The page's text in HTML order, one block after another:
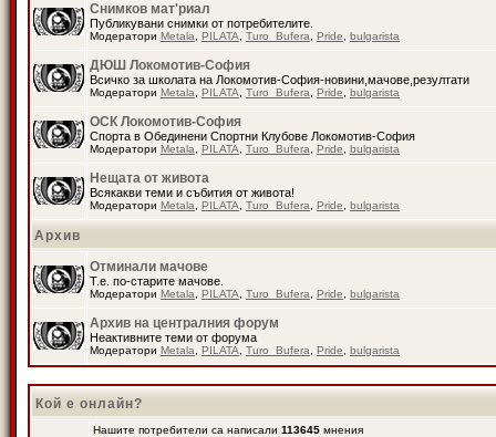
Снимков мат'риал
Публикувани снимки от потребителите.
Модератори Metala PILATA Turo_Bufera Pride bulgarista
ДЮШ Локомотив-София
Всичко за школата на Локомотив-София-новини,мачове,резултати
Модератори Metala PILATA Turo_Bufera Pride bulgarista
ОСК Локомотив-София
Спорта в Обединени Спортни Клубове Локомотив-София
Модератори Metala PILATA Turo_Bufera Pride bulgarista
Нещата от живота
Всякакви теми и събития от живота!
Модератори Metala PILATA Turo_Bufera Pride bulgarista
Архив
Отминали мачове
Т.е. по-старите мачове.
Модератори Metala PILATA Turo_Bufera Pride bulgarista
Архив на централния форум
Неактивните теми от форума
Модератори Metala PILATA Turo_Bufera Pride bulgarista
Кой е онлайн?
Нашите потребители са написали 113645 мнения